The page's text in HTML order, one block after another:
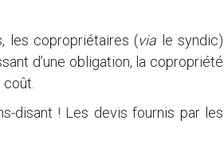
les copropriétaires (via le syndic)
d’une obligation, la copropriété
coût.
disant ! Les devis fournis par les